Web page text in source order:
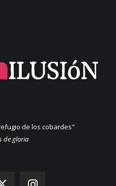
de los cobardes"
de gloria